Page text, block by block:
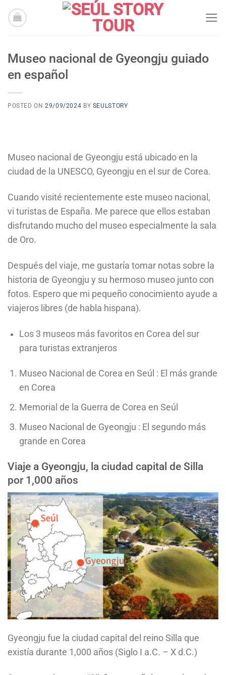
Skip
Museo nacional de Gyeongju guiado
en español
POSTED ON29/09/2024 BY SEULSTORY
Museo nacional de Gyeongju está ubicado en la
ciudad de la UNESCO, Gyeongju en el sur de Corea.
Cuando visité recientemente este museo nacional,
vi turistas de España. Me parece que ellos estaban
disfrutando mucho del museo especialmente la sala
de Oro.
Después del viaje, me gustaría tomar notas sobre la
historia de Gyeongju y su hermoso museo junto con
fotos. Espero que mi pequeño conocimiento ayude a
viajeros libres (de habla hispana).
Los 3 museos más favoritos en Corea del sur
para turistas extranjeros
Museo Nacional de Corea en Seúl : El más grande
en Corea
Memorial de la Guerra de Corea en Seúl
Museo Nacional de Gyeongju : El segundo más
grande en Corea
Viaje a Gyeongju, la ciudad capital de Silla
por 1,000 años
Gyeongju fue la ciudad capital del reino Silla que
existía durante 1,000 años (Siglo I a.C. – X d.C.)